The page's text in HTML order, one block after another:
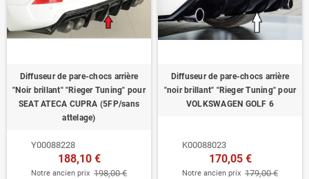
Diffuseur de pare-chocs arrière
"Noir brillant" "Rieger Tuning" pour
SEAT ATECA CUPRA (5FP/sans
attelage)
Y00088228
188,10 €
Notre ancien prix 198,00 €
Diffuseur de pare-chocs arrière
"noir brillant" "Rieger Tuning" pour
VOLKSWAGEN GOLF 6
K00088023
170,05 €
Notre ancien prix 179,00 €